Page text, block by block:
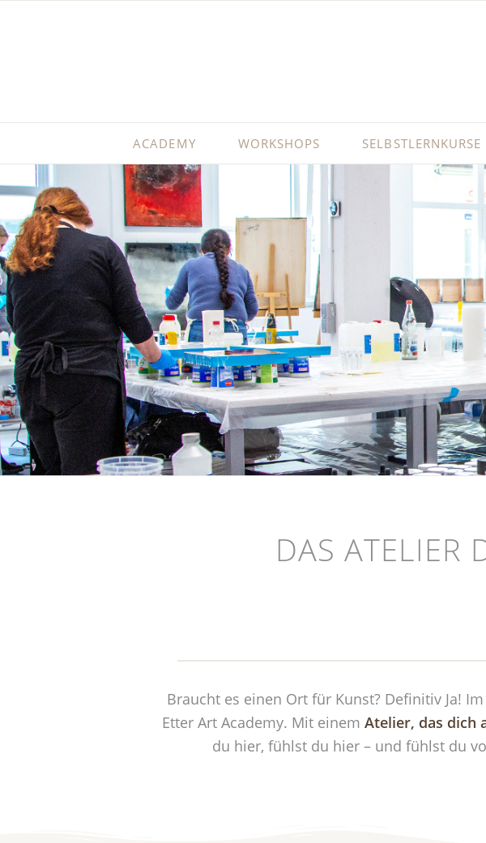
ACADEMY WORKSHOPS SELBSTLERNKURSE
DAS ATELIER
Braucht es einen Ort für Kunst? Definitiv Ja!
Etter Art Academy. Mit einem Atelier, das dich
du hier, fühlst du hier – und fühlst du